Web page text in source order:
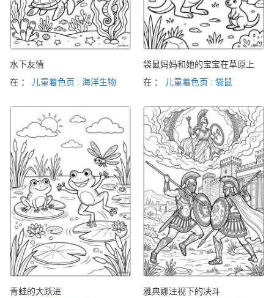
水下友情
在 ：
儿童着色页 : 海洋生物
袋鼠妈妈和她的宝宝在草原上
在 ：
儿童着色页 : 袋鼠
青蛙的大跃进
雅典娜注视下的决斗